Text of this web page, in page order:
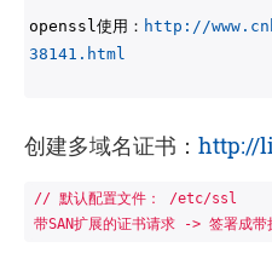
openssl使用： http://
38141.html
创建多域名证书 ： http://
// 默认配置文件： /etc/ssl
带SAN扩展的证书请求 -> 签署成带